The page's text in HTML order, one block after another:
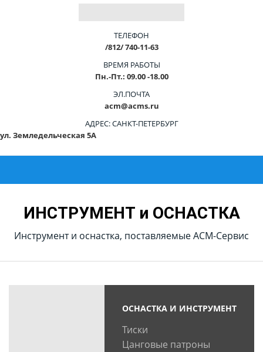
ТЕЛЕФОН
/812/ 740-11-63
ВРЕМЯ РАБОТЫ
Пн.-Пт.: 09.00 -18.00
ЭЛ.ПОЧТА
acm@acms.ru
АДРЕС: САНКТ-ПЕТЕРБУРГ
ул. Земледельческая 5А
ИНСТРУМЕНТ и ОСНАСТКА
Инструмент и оснастка, поставляемые АСМ-Сервис
ОСНАСТКА И ИНСТРУМЕНТ
Тиски
Цанговые патроны